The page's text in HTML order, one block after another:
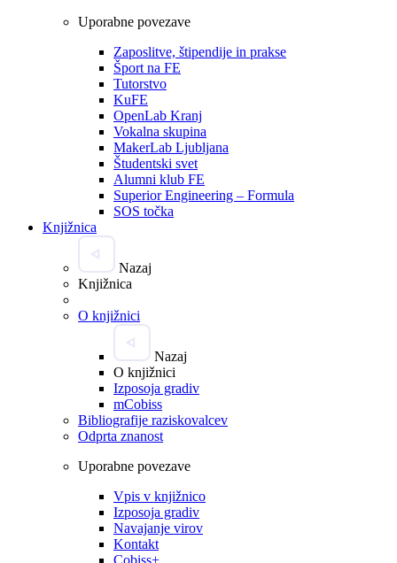
Uporabne povezave
Zaposlitve, štipendije in prakse
Šport na FE
Tutorstvo
KuFE
OpenLab Kranj
Vokalna skupina
MakerLab Ljubljana
Študentski svet
Alumni klub FE
Superior Engineering – Formula
SOS točka
Knjižnica
Nazaj
Knjižnica
O knjižnici
Nazaj
O knjižnici
Izposoja gradiv
mCobiss
Bibliografije raziskovalcev
Odprta znanost
Uporabne povezave
Vpis v knjižnico
Izposoja gradiv
Navajanje virov
Kontakt
Cobiss+